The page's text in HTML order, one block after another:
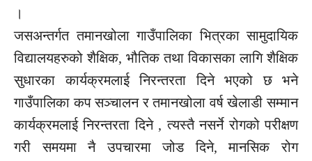
।
जसअन्तर्गत तमानखोला गाउँपालिका भित्रका सामुदायिक
विद्यालयहरुको शैक्षिक, भौतिक तथा विकासका लागि शैक्षिक
सुधारका कार्यक्रमलाई निरन्तरता दिने भएको छ भने
गाउँपालिका कप सञ्चालन र तमानखोला वर्ष खेलाडी सम्मान
कार्यक्रमलाई निरन्तरता दिने , त्यस्तै नसर्ने रोगको परीक्षण
गरी समयमा नै उपचारमा जोड दिने, मानसिक रोग